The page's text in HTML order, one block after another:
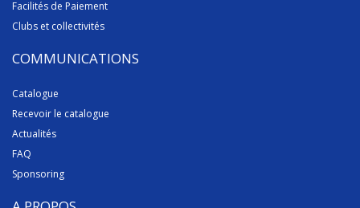
Facilités de Paiement
Clubs et collectivités
COMMUNICATIONS
Catalogue
Recevoir le catalogue
Actualités
FAQ
Sponsoring